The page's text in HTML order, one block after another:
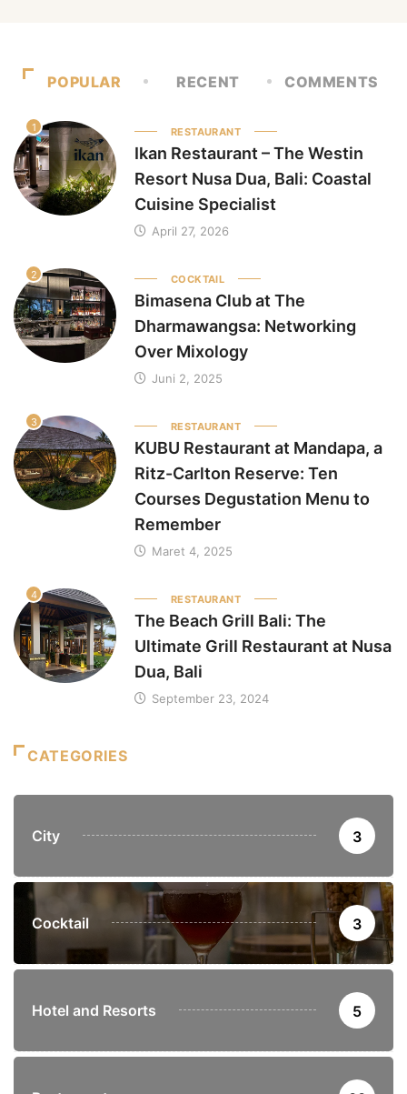
POPULAR RECENT COMMENTS
1 RESTAURANT
Ikan Restaurant – The Westin
Resort Nusa Dua, Bali: Coastal
Cuisine Specialist
April 27, 2026
2 COCKTAIL
Bimasena Club at The
Dharmawangsa: Networking
Over Mixology
Juni 2, 2025
3 RESTAURANT
KUBU Restaurant at Mandapa, a
Ritz-Carlton Reserve: Ten
Courses Degustation Menu to
Remember
Maret 4, 2025
4 RESTAURANT
The Beach Grill Bali: The
Ultimate Grill Restaurant at Nusa
Dua, Bali
September 23, 2024
CATEGORIES
City 3
Cocktail 3
Hotel and Resorts 5